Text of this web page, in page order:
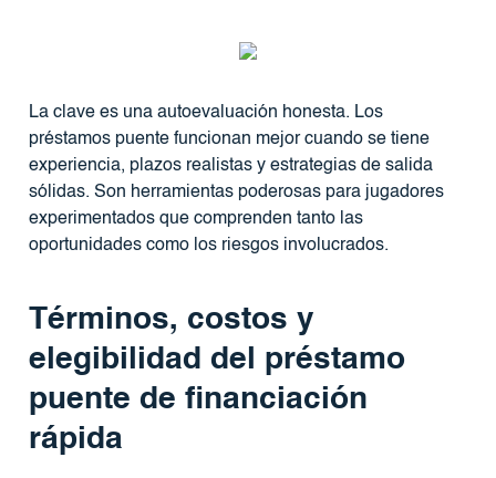
La clave es una autoevaluación honesta. Los
préstamos puente funcionan mejor cuando se tiene
experiencia, plazos realistas y estrategias de salida
sólidas. Son herramientas poderosas para jugadores
experimentados que comprenden tanto las
oportunidades como los riesgos involucrados.
Términos, costos y
elegibilidad del préstamo
puente de financiación
rápida